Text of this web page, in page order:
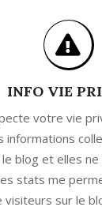
INFO VIE
votre vie
informations
blog et elles
stats me
visiteurs sur le